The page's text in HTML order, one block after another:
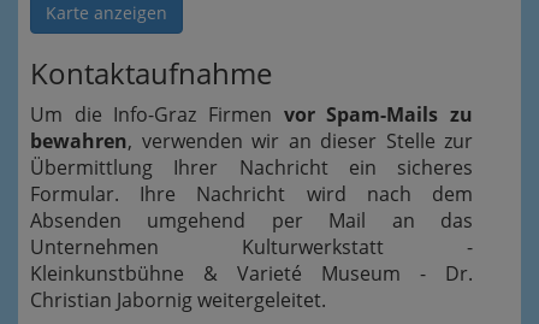
Karte anzeigen
Kontaktaufnahme
Um die Info-Graz Firmen vor Spam-Mails zu
bewahren, verwenden wir an dieser Stelle zur
Übermittlung Ihrer Nachricht ein sicheres
Formular. Ihre Nachricht wird nach dem
Absenden umgehend per Mail an das
Unternehmen Kulturwerkstatt -
Kleinkunstbühne & Varieté Museum - Dr.
Christian Jabornig weitergeleitet.